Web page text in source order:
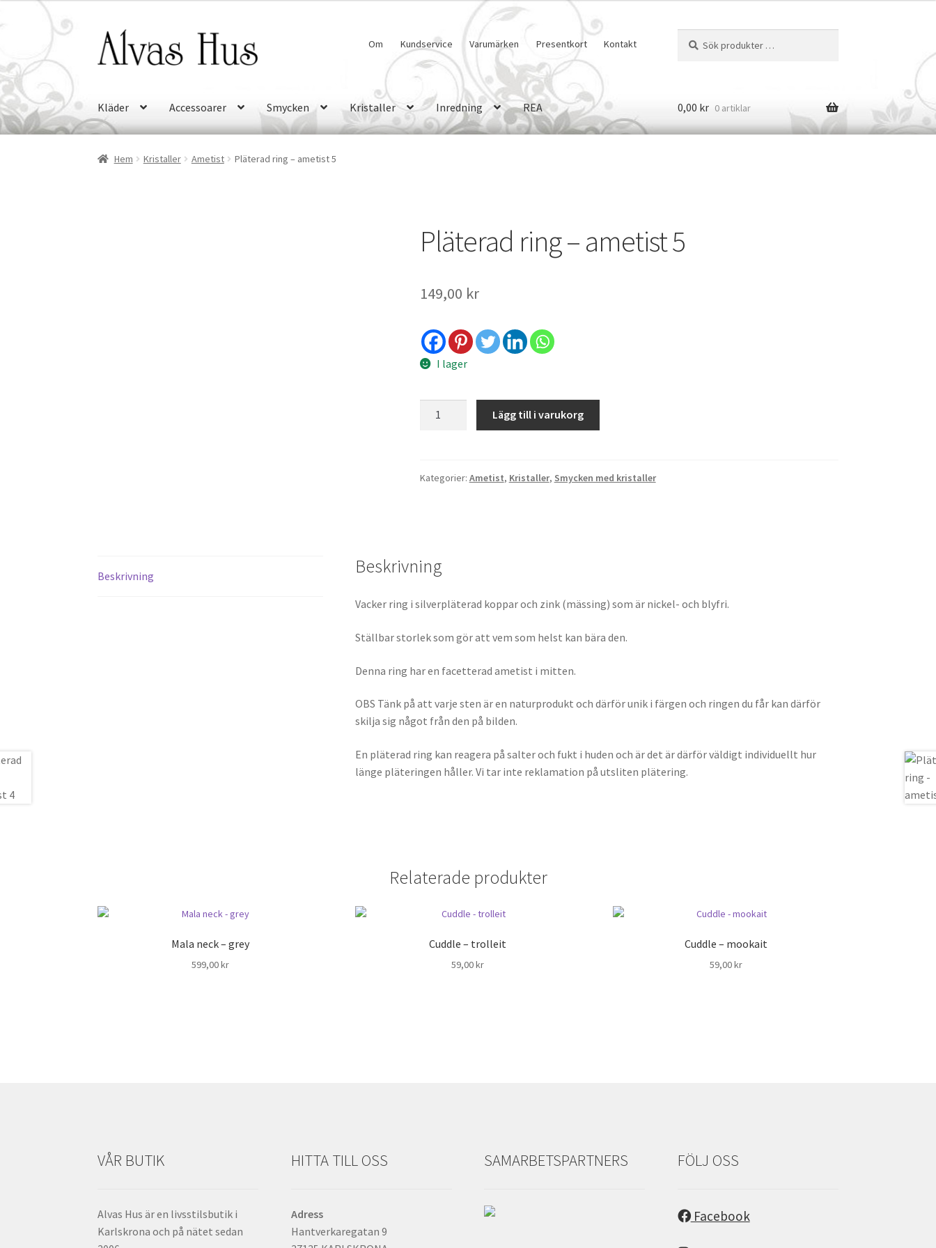
Hoppa
till
Hoppa
till
Om Kundservice Varumärken Presentkort Kontakt
efter:
Kläder Accessoarer Smycken Kristaller Inredning REA 0,00 kr 0 artiklar
Hem Kristaller Ametist Pläterad ring – ametist 5
Pläterad ring – ametist 5
149,00 kr
I lager
5
Lägg till i varukorg
Kategorier: Ametist, Kristaller, Smycken med kristaller
Beskrivning Beskrivning
Vacker ring i silverpläterad koppar och zink (mässing) som är nickel- och blyfri.
Ställbar storlek som gör att vem som helst kan bära den.
Denna ring har en facetterad ametist i mitten.
OBS Tänk på att varje sten är en naturprodukt och därför unik i färgen och ringen du får kan därför
skilja sig något från den på bilden.
En pläterad ring kan reagera på salter och fukt i huden och är det är därför väldigt individuellt hur
länge pläteringen håller. Vi tar inte reklamation på utsliten plätering.
Relaterade produkter
Mala neck – grey
599,00kr
Cuddle – trolleit
59,00kr
Cuddle – mookait
59,00kr
VÅR BUTIK
Alvas Hus är en livsstilsbutik i
Karlskrona och på nätet sedan
HITTA TILL OSS
Adress
Hantverkaregatan 9
SAMARBETSPARTNERS FÖLJ OSS
Facebook